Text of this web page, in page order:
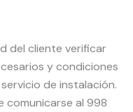
del cliente verificar
y condiciones
de instalación.
comunicarse al 998